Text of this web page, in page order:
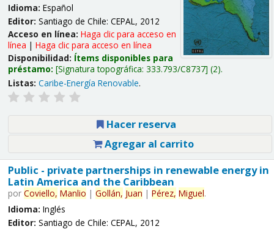
Idioma: Español
Editor: Santiago de Chile: CEPAL, 2012
Acceso en línea: Haga clic para acceso en
línea | Haga clic para acceso en línea
Disponibilidad: Ítems disponibles para
préstamo: Signatura topográfica: 333.793/C8737 (2).
Listas: Caribe-Energía Renovable.
Hacer reserva
Agregar al carrito
Public - private partnerships in renewable energy in
Latin America and the Caribbean
por Coviello, Manlio | Gollán, Juan | Pérez, Miguel.
Idioma: Inglés
Editor: Santiago de Chile: CEPAL, 2012